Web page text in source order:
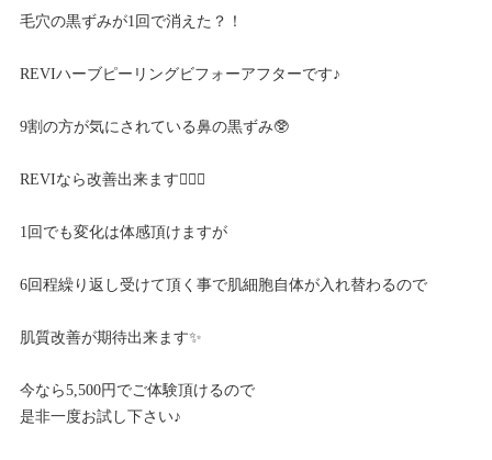
毛穴の黒ずみが1回で消えた？！
REVIハーブピーリングビフォーアフターです♪
9割の方が気にされている鼻の黒ずみ🥸
REVIなら改善出来ます🙆🏻‍♀️
1回でも変化は体感頂けますが
6回程繰り返し受けて頂く事で肌細胞自体が入れ替わるので
肌質改善が期待出来ます✨
今なら5,500円でご体験頂けるので
是非一度お試し下さい♪